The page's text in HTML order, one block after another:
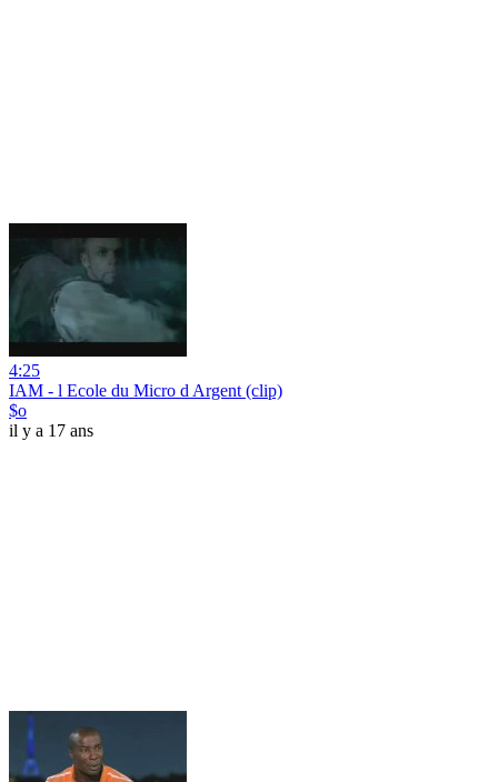
4:25
IAM - l Ecole du Micro d Argent (clip)
$o
il y a 17 ans